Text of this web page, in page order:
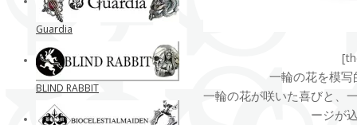
一輪の花を模
一輪の花が咲いた喜びと、
ージが
Guardia
BLIND RABBIT